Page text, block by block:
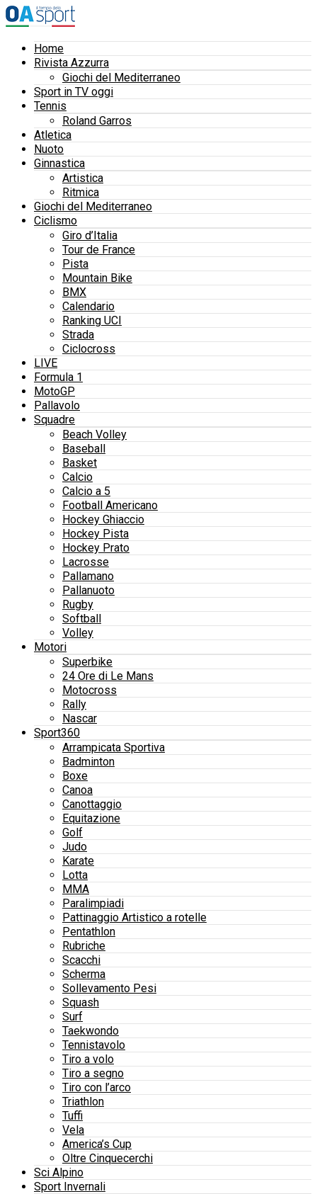
Home
Rivista Azzurra
Giochi del Mediterraneo
Sport in TV oggi
Tennis
Roland Garros
Atletica
Nuoto
Ginnastica
Artistica
Ritmica
Giochi del Mediterraneo
Ciclismo
Giro d’Italia
Tour de France
Pista
Mountain Bike
BMX
Calendario
Ranking UCI
Strada
Ciclocross
LIVE
Formula 1
MotoGP
Pallavolo
Squadre
Beach Volley
Baseball
Basket
Calcio
Calcio a 5
Football Americano
Hockey Ghiaccio
Hockey Pista
Hockey Prato
Lacrosse
Pallamano
Pallanuoto
Rugby
Softball
Volley
Motori
Superbike
24 Ore di Le Mans
Motocross
Rally
Nascar
Sport360
Arrampicata Sportiva
Badminton
Boxe
Canoa
Canottaggio
Equitazione
Golf
Judo
Karate
Lotta
MMA
Paralimpiadi
Pattinaggio Artistico a rotelle
Pentathlon
Rubriche
Scacchi
Scherma
Sollevamento Pesi
Squash
Surf
Taekwondo
Tennistavolo
Tiro a volo
Tiro a segno
Tiro con l’arco
Triathlon
Tuffi
Vela
America’s Cup
Oltre Cinquecerchi
Sci Alpino
Sport Invernali